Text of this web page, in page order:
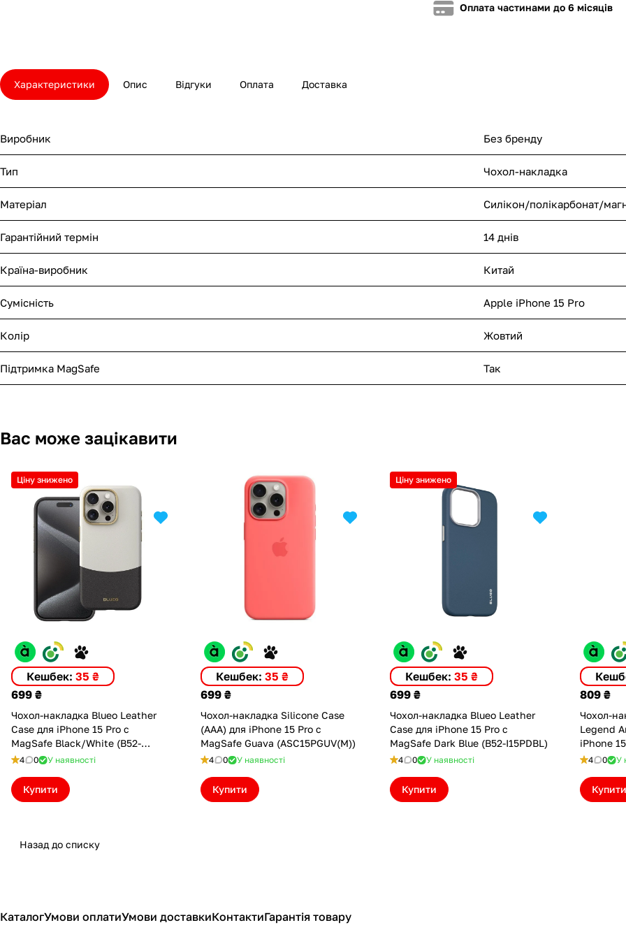
Оплата частинами до 6 місяців
Характеристики Опис Відгуки Оплата Доставка
Виробник Без бренду
Тип Чохол-накладка
Матеріал Силікон/полікарбонат/
Гарантійний термін 14 днів
Країна-виробник Китай
Сумісність Apple iPhone 15 Pro
Колір Жовтий
Підтримка MagSafe Так
Вас може зацікавити
Ціну знижено
Кешбек: 35 ₴
699 ₴
Чохол-накладка Blueo Leather
Case для iPhone 15 Pro с
MagSafe Black/White (B52-
I15PBG)
4 0 У наявності
Купити
Кешбек:35 ₴
699 ₴
Чохол-накладка Silicone Case
(AAA) для iPhone 15 Pro с
MagSafe Guava (ASC15PGUV(M))
4 0 У наявності
Купити
Ціну знижено
Кешбек:35 ₴
699 ₴
Чохол-накладка Blueo Leather
Case для iPhone 15 Pro с
MagSafe Dark Blue (B52-I15PDBL)
4 0 У наявності
Купити
809 ₴
Чохол-
Legend
iPhone
(BL018-
4 0 У
Купити
Назад до списку
КаталогУмови оплатиУмови доставкиКонтактиГарантія товару